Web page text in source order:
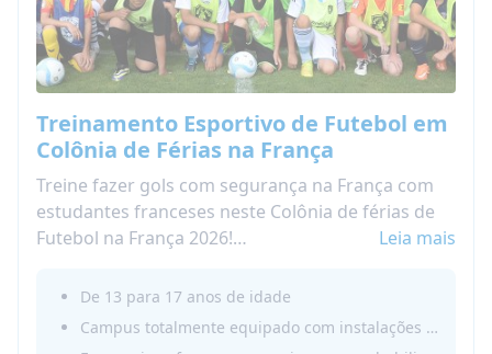
Treinamento Esportivo de Futebol em
Colônia de Férias na França
Treine fazer gols com segurança na França com
estudantes franceses neste Colônia de férias de
Futebol na França 2026!
enquanto joga futebol, inscreva-se nesta colônia
de férias de Futebol na França por uma ou duas
semanas! Esta é uma imersão total em francês
Leia mais
De 13 para 17 anos de idade
Campus totalmente equipado com instalações para Futebol